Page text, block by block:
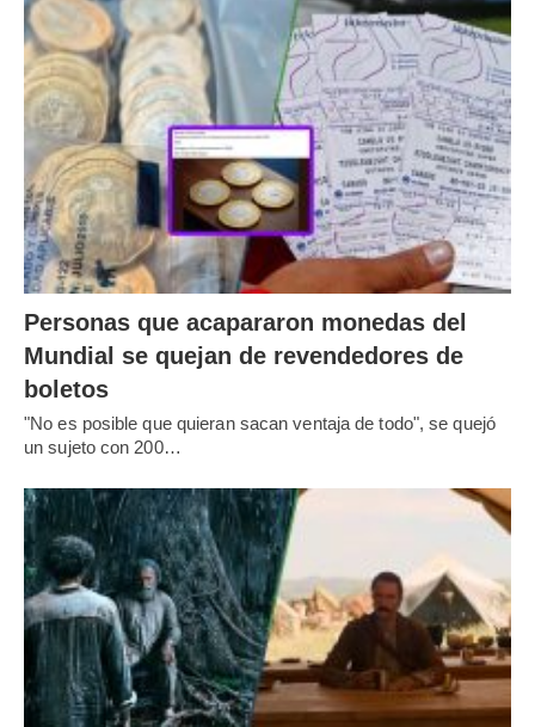
Personas que acapararon monedas del
Mundial se quejan de revendedores de
boletos
"No es posible que quieran sacan ventaja de todo", se quejó
un sujeto con 200…